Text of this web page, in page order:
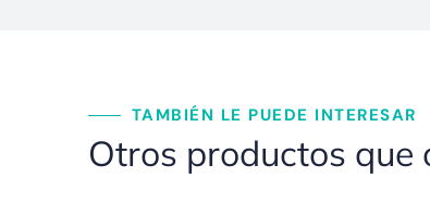
TAMBIÉN LE PUEDE INTERESAR
Otros productos que